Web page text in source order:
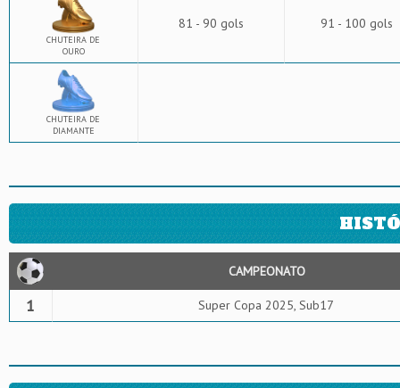
CHUTEIRA DE
OURO
81 - 90 gols 91 - 100 gols
CHUTEIRA DE
DIAMANTE
CAMPEONATO
1 Super Copa 2025, Sub17